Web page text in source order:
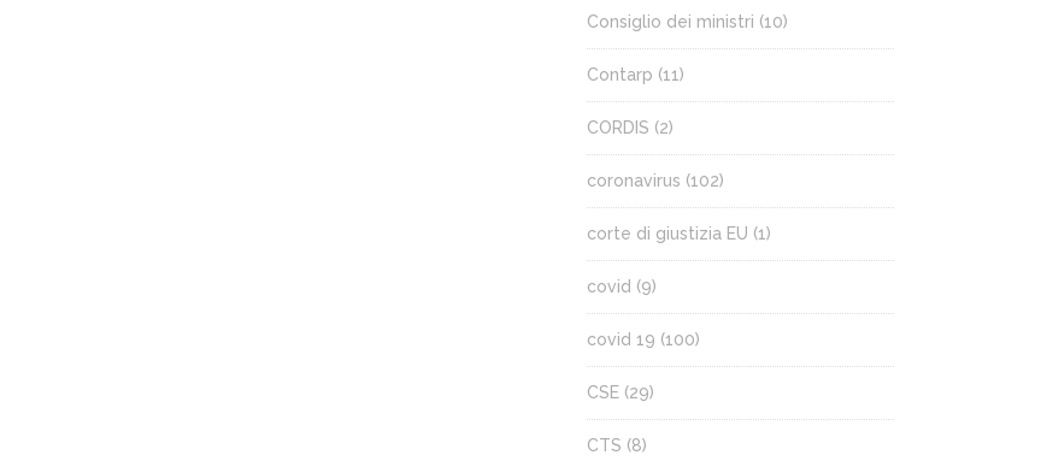
Consiglio dei ministri (10)
Contarp (11)
CORDIS (2)
coronavirus (102)
corte di giustizia EU (1)
covid (9)
covid 19 (100)
CSE (29)
CTS (8)